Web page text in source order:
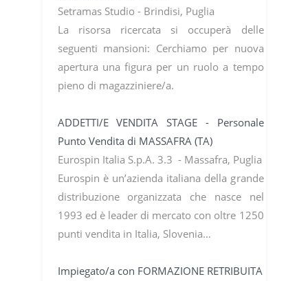
Setramas Studio - Brindisi, Puglia
La risorsa ricercata si occuperà delle
seguenti mansioni: Cerchiamo per nuova
apertura una figura per un ruolo a tempo
pieno di magazziniere/a.
ADDETTI/E VENDITA STAGE - Personale
Punto Vendita di MASSAFRA (TA)
Eurospin Italia S.p.A. 3.3 - Massafra, Puglia
Eurospin è un’azienda italiana della grande
distribuzione organizzata che nasce nel
1993 ed è leader di mercato con oltre 1250
punti vendita in Italia, Slovenia…
Impiegato/a con FORMAZIONE RETRIBUITA